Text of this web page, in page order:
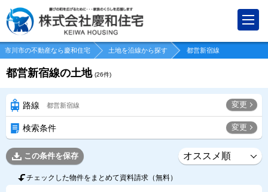
市川市の不動産なら慶和住宅 土地を沿線から探す 都営新宿線
都営新宿線の土地 (26件)
路線 都営新宿線 変更
検索条件 変更
この条件を保存
チェックした物件をまとめて資料請求（無料）